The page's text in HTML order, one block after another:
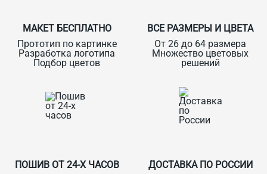
МАКЕТ БЕСПЛАТНО
Прототип по картинке
Разработка логотипа
Подбор цветов
ВСЕ РАЗМЕРЫ И ЦВЕТА
От 26 до 64 размера
Множество цветовых
решений
ПОШИВ ОТ 24-Х ЧАСОВ
ДОСТАВКА ПО РОССИИ